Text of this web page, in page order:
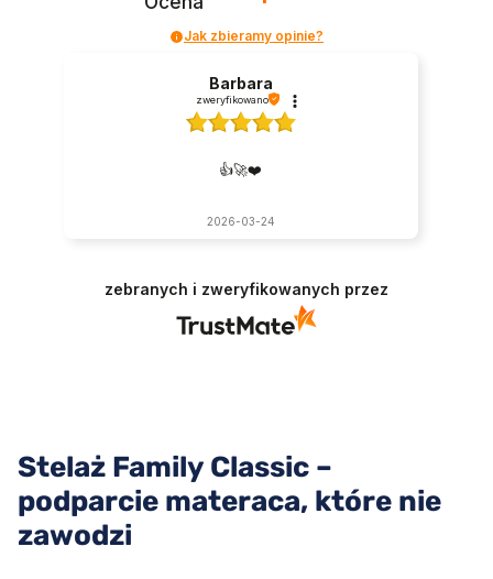
Jak zbieramy opinie?
Barbara
zweryfikowano
👍️🚀❤️
2026-03-24
zebranych i zweryfikowanych przez
Stelaż Family Classic –
podparcie materaca, które nie
zawodzi